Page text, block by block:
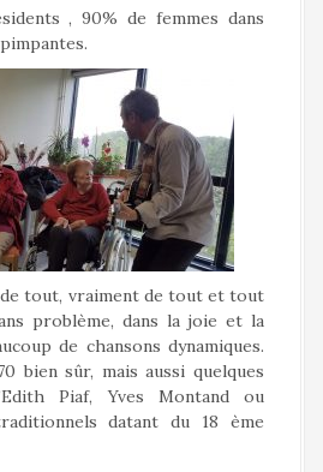
, 90% de femmes dans
de tout, vraiment de tout et tout
problème, dans la joie et la
de chansons dynamiques.
bien sûr, mais aussi quelques
Piaf, Yves Montand ou
datant du 18 ème